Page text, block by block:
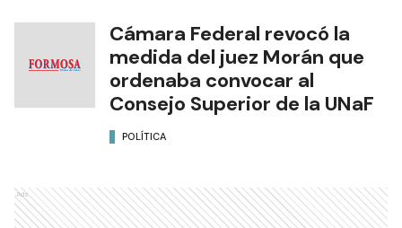
Cámara Federal revocó la
medida del juez Morán que
ordenaba convocar al
Consejo Superior de la UNaF
POLÍTICA
Ads